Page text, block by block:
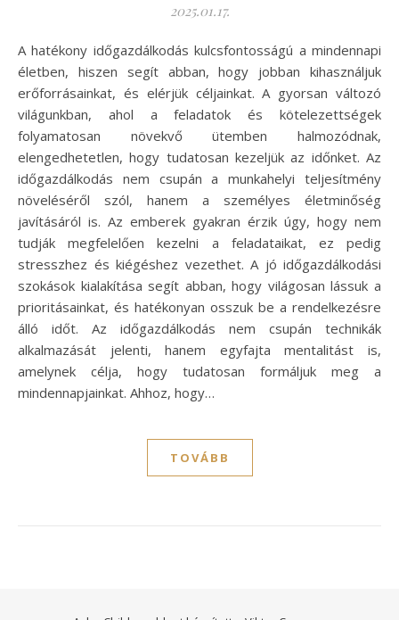
2025.01.17.
A hatékony időgazdálkodás kulcsfontosságú a mindennapi
életben, hiszen segít abban, hogy jobban kihasználjuk
erőforrásainkat, és elérjük céljainkat. A gyorsan változó
világunkban, ahol a feladatok és kötelezettségek
folyamatosan növekvő ütemben halmozódnak,
elengedhetetlen, hogy tudatosan kezeljük az időnket. Az
időgazdálkodás nem csupán a munkahelyi teljesítmény
növeléséről szól, hanem a személyes életminőség
javításáról is. Az emberek gyakran érzik úgy, hogy nem
tudják megfelelően kezelni a feladataikat, ez pedig
stresszhez és kiégéshez vezethet. A jó időgazdálkodási
szokások kialakítása segít abban, hogy világosan lássuk a
prioritásainkat, és hatékonyan osszuk be a rendelkezésre
álló időt. Az időgazdálkodás nem csupán technikák
alkalmazását jelenti, hanem egyfajta mentalitást is,
amelynek célja, hogy tudatosan formáljuk meg a
mindennapjainkat. Ahhoz, hogy…
TOVÁBB